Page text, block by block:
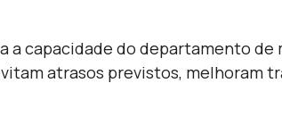
a capacidade do departamento
atrasos previstos, melhoram